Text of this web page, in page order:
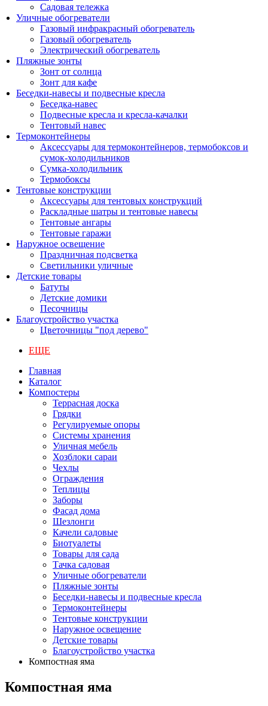
Садовая тележка
Уличные обогреватели
Газовый инфракрасный обогреватель
Газовый обогреватель
Электрический обогреватель
Пляжные зонты
Зонт от солнца
Зонт для кафе
Беседки-навесы и подвесные кресла
Беседка-навес
Подвесные кресла и кресла-качалки
Тентовый навес
Термоконтейнеры
Аксессуары для термоконтейнеров, термобоксов и
сумок-холодильников
Сумка-холодильник
Термобоксы
Тентовые конструкции
Аксессуары для тентовых конструкций
Раскладные шатры и тентовые навесы
Тентовые ангары
Тентовые гаражи
Наружное освещение
Праздничная подсветка
Светильники уличные
Детские товары
Батуты
Детские домики
Песочницы
Благоустройство участка
Цветочницы "под дерево"
ЕЩЕ
Главная
Каталог
Компостеры
Террасная доска
Грядки
Регулируемые опоры
Системы хранения
Уличная мебель
Хозблоки сараи
Чехлы
Ограждения
Теплицы
Заборы
Фасад дома
Шезлонги
Качели садовые
Биотуалеты
Товары для сада
Тачка садовая
Уличные обогреватели
Пляжные зонты
Беседки-навесы и подвесные кресла
Термоконтейнеры
Тентовые конструкции
Наружное освещение
Детские товары
Благоустройство участка
Компостная яма
Компостная яма